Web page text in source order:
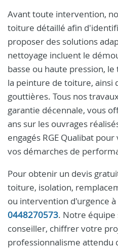
Avant toute intervention,
toiture détaillé afin
proposer des solutions
nettoyage incluent le
basse ou haute pression,
la peinture de toiture, ainsi
gouttières. Tous nos
garantie décennale, vous
ans sur les ouvrages
engagés RGE Qualibat
vos démarches de
Pour obtenir un devis
toiture, isolation,
ou intervention d'urgence
0448270573. Notre
conseiller, chiffrer votre
professionnalisme attendu